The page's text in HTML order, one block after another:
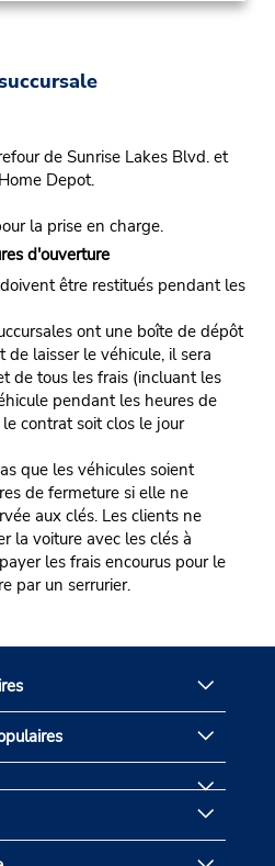
de Sunrise Lakes Blvd. et
Depot.
la prise en charge.
d'ouverture
être restitués pendant les
ont une boîte de dépôt
de laisser le véhicule, il sera
de tous les frais (incluant les
pendant les heures de
contrat soit clos le jour
que les véhicules soient
de fermeture si elle ne
aux clés. Les clients ne
la voiture avec les clés à
les frais encourus pour le
par un serrurier.